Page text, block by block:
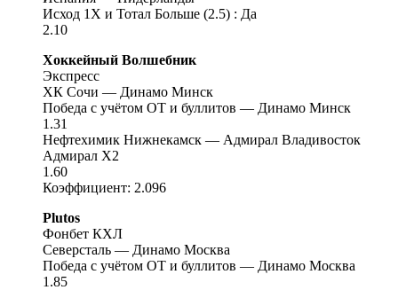
Исход 1Х и Тотал Больше (2.5) : Да
2.10
Хоккейный Волшебник
Экспресс
ХК Сочи — Динамо Минск
Победа с учётом ОТ и буллитов — Динамо Минск
1.31
Нефтехимик Нижнекамск — Адмирал Владивосток
Адмирал X2
1.60
Коэффициент: 2.096
Plutos
Фонбет КХЛ
Северсталь — Динамо Москва
Победа с учётом ОТ и буллитов — Динамо Москва
1.85